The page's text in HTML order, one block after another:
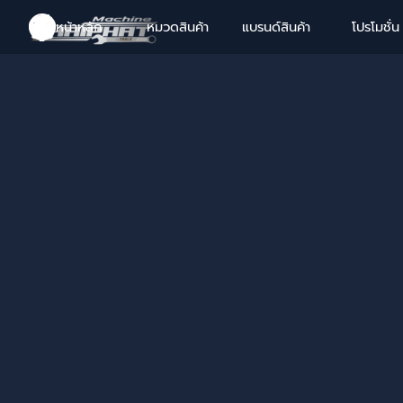
หน้าหลัก หมวดสินค้า แบรนด์สินค้า โปรโมชั่น